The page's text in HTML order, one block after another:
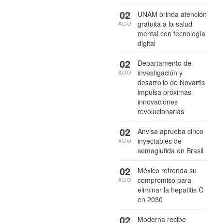
UNAM brinda atención
gratuita a la salud
mental con tecnología
digital
02
AGO
Departamento de
investigación y
desarrollo de Novartis
impulsa próximas
innovaciones
revolucionarias
02
AGO
Anvisa aprueba cinco
inyectables de
semaglutida en Brasil
02
AGO
México refrenda su
compromiso para
eliminar la hepatitis C
en 2030
02
AGO
Moderna recibe
02